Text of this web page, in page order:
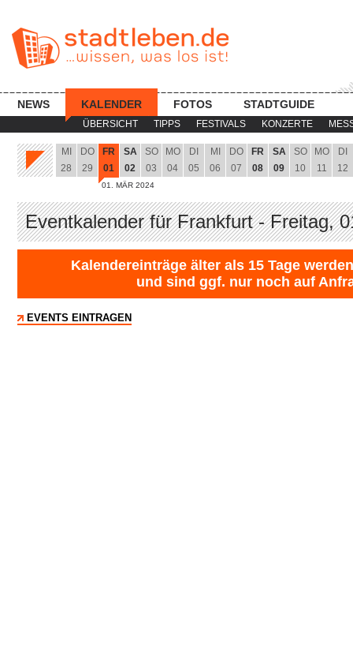
ÜBERSICHT TIPPS FESTIVALS KONZERTE
NEWS KALENDER FOTOS STADTGUIDE
MI
28
DO
29
FR
01
01. MÄR 2024
SA
02
SO
03
MO
04
DI
05
MI
06
DO
07
FR
08
SA
09
SO
10
MO
11
DI
12
Eventkalender für Frankfurt - Freitag,
Kalendereinträge älter als 15 Tage
und sind ggf. nur noch auf
EVENTS EINTRAGEN